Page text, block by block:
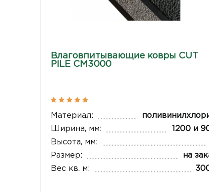
Влаговпитывающие ковры CUT
PILE CM3000
Материал:
Ширина, мм:
1200 и
Высота, мм:
Размер:
на
Вес кв. м: